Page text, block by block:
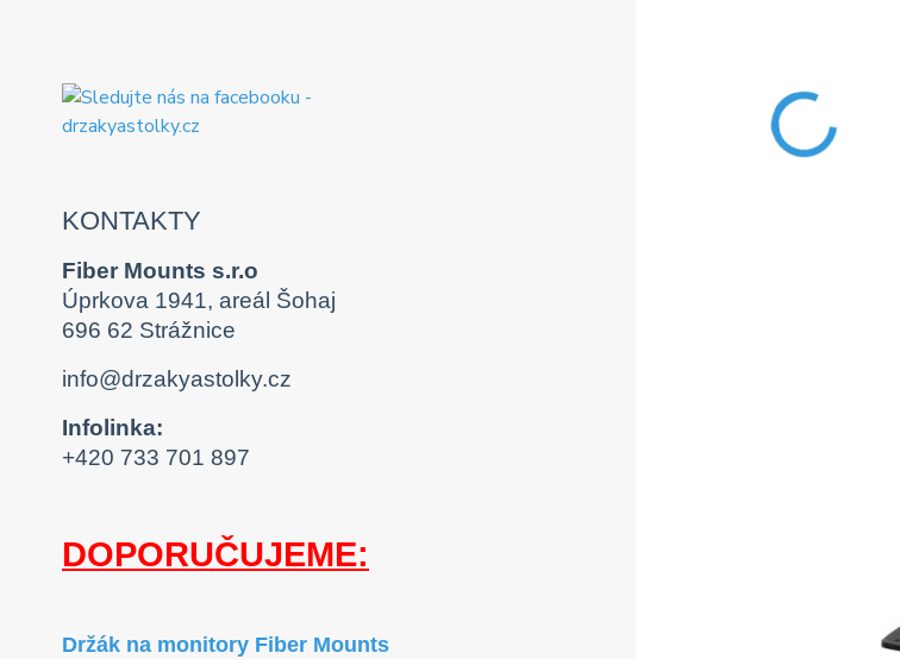
KONTAKTY
Fiber Mounts s.r.o
Úprkova 1941, areál Šohaj
696 62 Strážnice
info@drzakyastolky.cz
Infolinka:
+420 733 701 897
DOPORUČUJEME:
Držák na monitory Fiber Mounts